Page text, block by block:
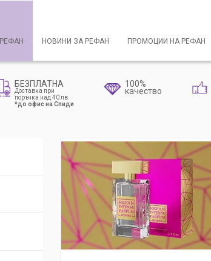
РЕФАН НОВИНИ ЗА РЕФАН ПРОМОЦИИ НА РЕФАН
БЕЗПЛАТНА
Доставка при
поръчка над 40 лв.
*до офис на Спиди
100%
качество